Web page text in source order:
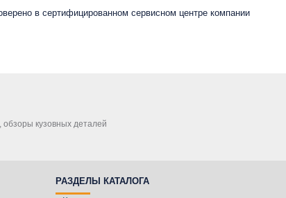
в сертифицированном сервисном центре компании
обзоры кузовных деталей
РАЗДЕЛЫ КАТАЛОГА